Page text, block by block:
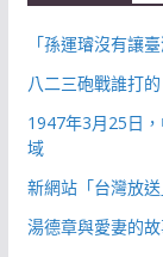
「孫運璿沒有讓
八二三砲戰誰打的
1947年3月25日
域
新網站「台灣放
湯德章與愛妻的